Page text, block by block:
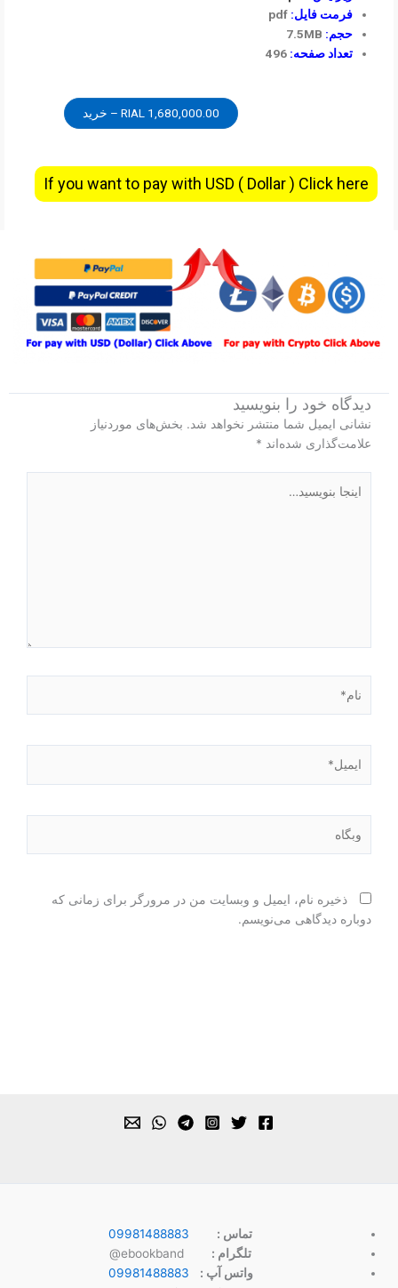
فرمت فایل: pdf
حجم:
تعداد صفحه: 496
1,680,000.00 RIAL – خرید
If you want to pay with USD ( Dollar ) Click here
دیدگاه‌ خود را بنویسید
نشانی ایمیل شما منتشر نخواهد شد. بخش‌های موردنیاز
علامت‌گذاری شده‌اند *
بنویسید…
ذخیره نام، ایمیل و وبسایت من در مرورگر برای زمانی که
دوباره دیدگاهی می‌نویسم.
تماس :
09981488883
تلگرام :
واتس آپ :
09981488883